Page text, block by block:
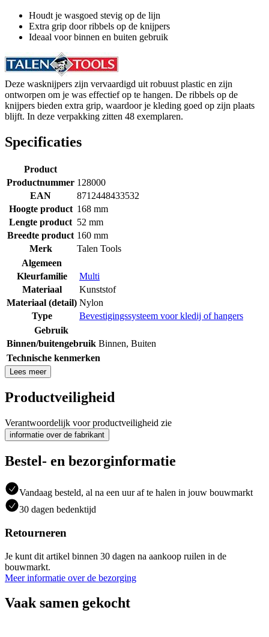
Houdt je wasgoed stevig op de lijn
Extra grip door ribbels op de knijpers
Ideaal voor binnen en buiten gebruik
Deze wasknijpers zijn vervaardigd uit robuust plastic en zijn
ontworpen om je was effectief op te hangen. De ribbels op de
knijpers bieden extra grip, waardoor je kleding goed op zijn plaats
blijft. In deze verpakking zitten 48 exemplaren.
Specificaties
Product
Productnummer 128000
EAN
8712448433532
Hoogte product 168 mm
Lengte product 52 mm
Breedte product 160 mm
Merk
Talen Tools
Algemeen
Kleurfamilie
Multi
Materiaal
Kunststof
Materiaal (detail) Nylon
Type
Bevestigingssysteem voor kledij of hangers
Gebruik
Binnen/buitengebruik Binnen, Buiten
Technische kenmerken
Lees meer
Productveiligheid
Verantwoordelijk voor productveiligheid zie
informatie over de fabrikant
Bestel- en bezorginformatie
Vandaag besteld, al na een uur af te halen in jouw bouwmarkt
30 dagen bedenktijd
Retourneren
Je kunt dit artikel binnen 30 dagen na aankoop ruilen in de
bouwmarkt.
Meer informatie over de bezorging
Vaak samen gekocht